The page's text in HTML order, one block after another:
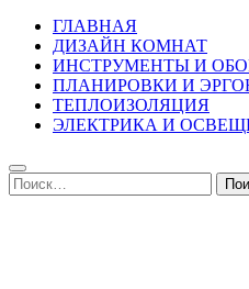
ГЛАВНАЯ
ДИЗАЙН КОМНАТ
ИНСТРУМЕНТЫ И
ПЛАНИРОВКИ И
ТЕПЛОИЗОЛЯЦИЯ
ЭЛЕКТРИКА И
Найти: